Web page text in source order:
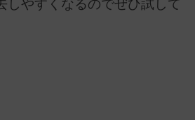
しやすくなるのでぜひ試して